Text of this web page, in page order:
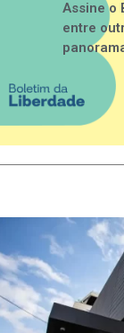
Assine o
entre